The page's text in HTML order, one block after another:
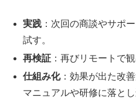
実践 ：次回の商談やサポ
試す。
再検証 ：再びリモートで
仕組み化：効果が出た改
マニュアルや研修に落とし